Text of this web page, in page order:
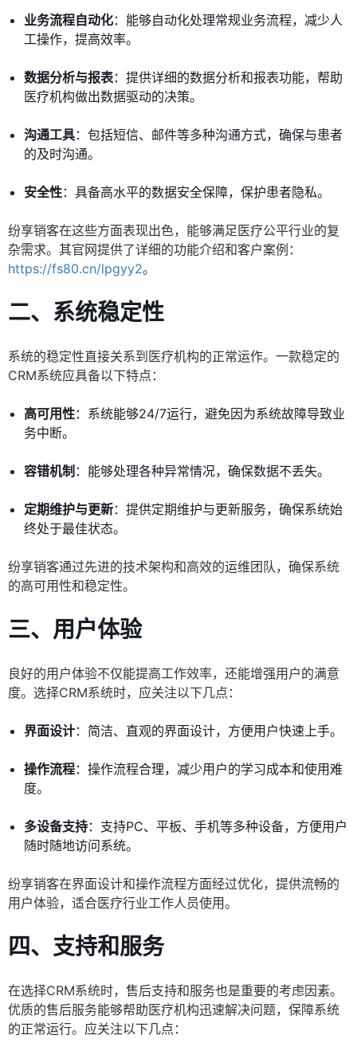
业务流程自动化：能够自动化处理常规业务流程，减少人
工操作，提高效率。
数据分析与报表：提供详细的数据分析和报表功能，帮助
医疗机构做出数据驱动的决策。
沟通工具：包括短信、邮件等多种沟通方式，确保与患者
的及时沟通。
安全性：具备高水平的数据安全保障，保护患者隐私。
纷享销客在这些方面表现出色，能够满足医疗公平行业的复
杂需求。其官网提供了详细的功能介绍和客户案例：
https://fs80.cn/lpgyy2。
二、系统稳定性
系统的稳定性直接关系到医疗机构的正常运作。一款稳定的
CRM系统应具备以下特点：
高可用性：系统能够24/7运行，避免因为系统故障导致业
务中断。
容错机制 ：能够处理各种异常情况，确保数据不丢失。
定期维护与更新：提供定期维护与更新服务，确保系统始
终处于最佳状态。
纷享销客通过先进的技术架构和高效的运维团队，确保系统
的高可用性和稳定性。
三、用户体验
良好的用户体验不仅能提高工作效率，还能增强用户的满意
度。选择CRM系统时，应关注以下几点：
界面设计：简洁、直观的界面设计，方便用户快速上手。
操作流程：操作流程合理，减少用户的学习成本和使用难
度。
多设备支持：支持PC、平板、手机等多种设备，方便用户
随时随地访问系统。
纷享销客在界面设计和操作流程方面经过优化，提供流畅的
用户体验，适合医疗行业工作人员使用。
四、支持和服务
在选择CRM系统时，售后支持和服务也是重要的考虑因素。
优质的售后服务能够帮助医疗机构迅速解决问题，保障系统
的正常运行。应关注以下几点：